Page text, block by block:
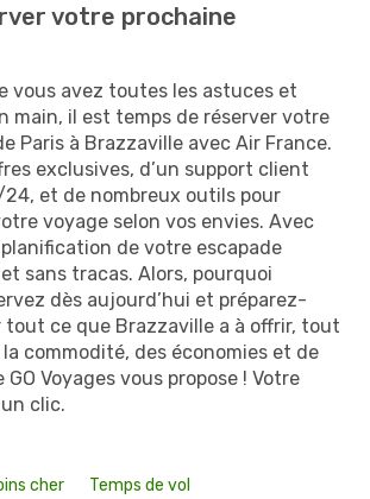
votre prochaine
vous avez toutes les astuces et
main, il est temps de réserver votre
Paris à Brazzaville avec Air France.
exclusives, d’un support client
et de nombreux outils pour
voyage selon vos envies. Avec
planification de votre escapade
sans tracas. Alors, pourquoi
dès aujourd’hui et préparez-
tout ce que Brazzaville a à offrir, tout
commodité, des économies et de
Voyages vous propose ! Votre
clic.
cher Temps de vol